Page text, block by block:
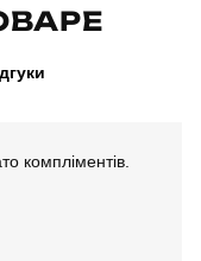
компліментів.